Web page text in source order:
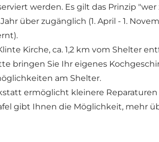
werden. Es gilt das Prinzip
über zugänglich (1. April - 1.
Kirche, ca. 1,2 km vom Shelter
bringen Sie Ihr eigenes
am Shelter.
ermöglicht kleinere Reparaturen
gibt Ihnen die Möglichkeit, mehr